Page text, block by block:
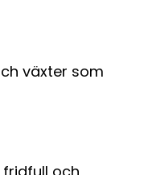
växter som